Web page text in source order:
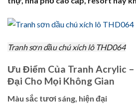
Tranh sơn dầu chú xích lô THD064
Ưu Điểm Của Tranh Acrylic
Đại Cho Mọi Không Gian
Màu sắc tươi sáng, hiện đại